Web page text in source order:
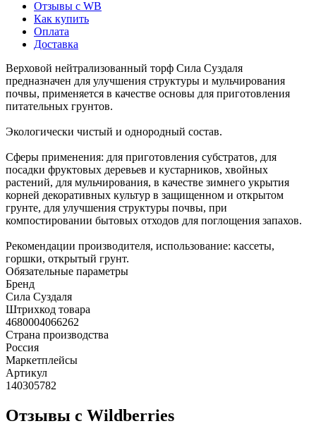
Отзывы c WB
Как купить
Оплата
Доставка
Верховой нейтрализованный торф Сила Суздаля
предназначен для улучшения структуры и мульчирования
почвы, применяется в качестве основы для приготовления
питательных грунтов.
Экологически чистый и однородный состав.
Сферы применения: для приготовления субстратов, для
посадки фруктовых деревьев и кустарников, хвойных
растений, для мульчирования, в качестве зимнего укрытия
корней декоративных культур в защищенном и открытом
грунте, для улучшения структуры почвы, при
компостировании бытовых отходов для поглощения запахов.
Рекомендации производителя, использование: кассеты,
горшки, открытый грунт.
Обязательные параметры
Бренд
Сила Суздаля
Штрихкод товара
4680004066262
Страна производства
Россия
Маркетплейсы
Артикул
140305782
Отзывы с Wildberries